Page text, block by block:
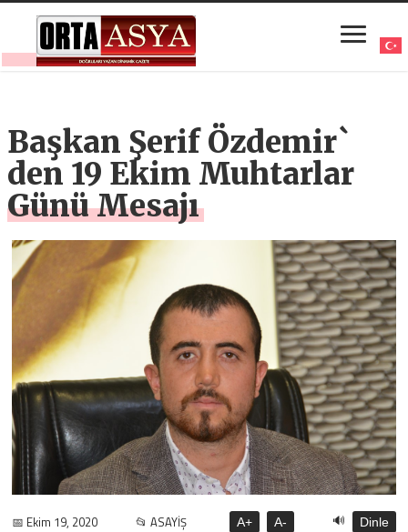
Başkan Şerif Özdemir`
den 19 Ekim Muhtarlar
Günü Mesajı
📅 Ekim 19, 2020 📂 ASAYİŞ A+ A- 🔊 Dinle